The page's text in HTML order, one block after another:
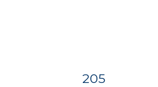
Fiche
205